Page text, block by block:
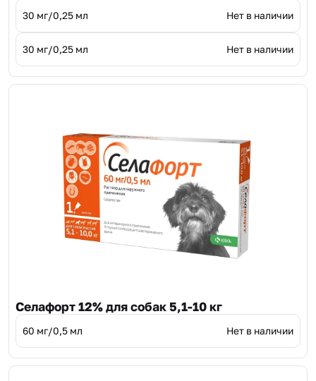
30 мг/0,25 мл Нет в наличии
30 мг/0,25 мл Нет в наличии
Селафорт 12% для собак 5,1-10 кг
60 мг/0,5 мл Нет в наличии